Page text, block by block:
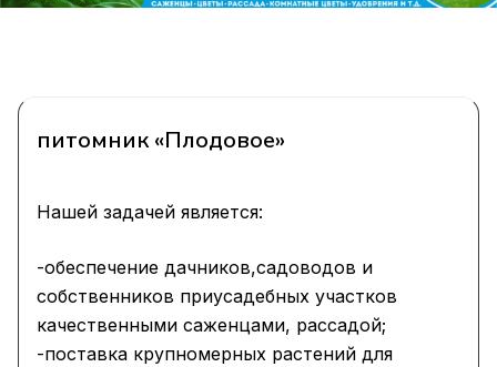
питомник «Плодовое»
Нашей задачей является:
-обеспечение дачников,садоводов и
собственников приусадебных участков
качественными саженцами, рассадой;
-поставка крупномерных растений для